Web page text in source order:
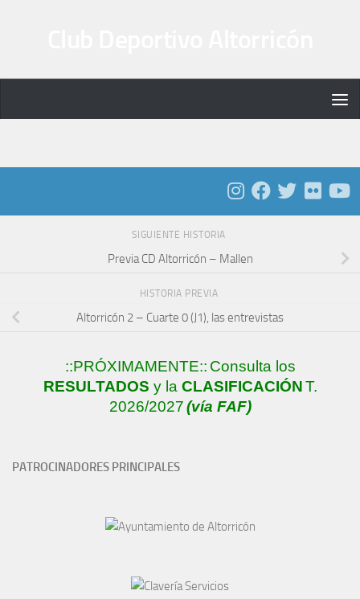
SIGUIENTE HISTORIA
Previa CD Altorricón – Mallen
HISTORIA PREVIA
Altorricón 2 – Cuarte 0 (J1), las entrevistas
::PRÓXIMAMENTE:: Consulta los
RESULTADOS y la CLASIFICACIÓNT.
2026/2027(vía FAF)
PATROCINADORES PRINCIPALES